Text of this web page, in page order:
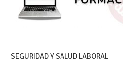
SEGURIDAD Y SALUD LABORAL